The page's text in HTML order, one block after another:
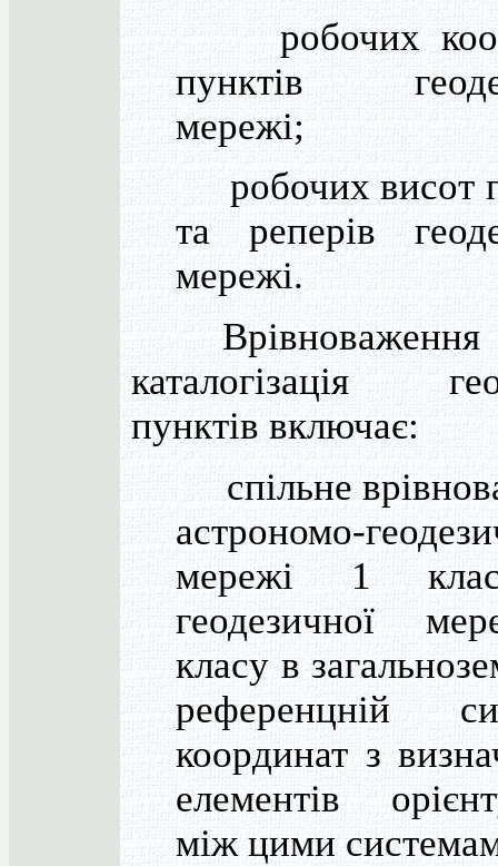
робочих
пунктів
мережі;
робочих висот
та реперів
мережі.
Врівноваження
каталогізація
пунктів включає:
спільне
астрономо-
мережі 1
геодезичної
класу в
референцній
координат з
елементів
між цими